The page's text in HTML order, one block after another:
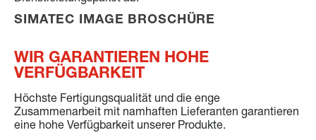
SIMATEC IMAGE BROSCHÜRE
WIR GARANTIEREN HOHE
VERFÜGBARKEIT
Höchste Fertigungsqualität und die enge
Zusammenarbeit mit namhaften Lieferanten garantieren
eine hohe Verfügbarkeit unserer Produkte.